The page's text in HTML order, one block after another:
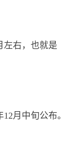
右，也就是
月中旬公布。